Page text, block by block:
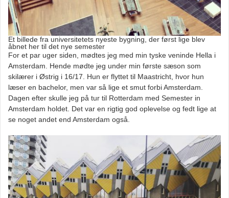
Et billede fra universitetets nyeste bygning, der først lige blev
åbnet her til det nye semester
For et par uger siden, mødtes jeg med min tyske veninde Hella i
Amsterdam. Hende mødte jeg under min første sæson som
skilærer i Østrig i 16/17. Hun er flyttet til Maastricht, hvor hun
læser en bachelor, men var så lige et smut forbi Amsterdam.
Dagen efter skulle jeg på tur til Rotterdam med Semester in
Amsterdam holdet. Det var en rigtig god oplevelse og fedt lige at
se noget andet end Amsterdam også.